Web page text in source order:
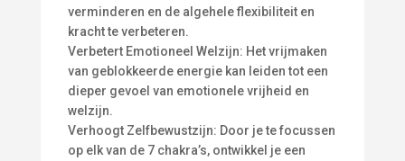
verminderen en de algehele flexibiliteit en
kracht te verbeteren.
Verbetert Emotioneel Welzijn: Het vrijmaken
van geblokkeerde energie kan leiden tot een
dieper gevoel van emotionele vrijheid en
welzijn.
Verhoogt Zelfbewustzijn: Door je te focussen
op elk van de 7 chakra’s, ontwikkel je een